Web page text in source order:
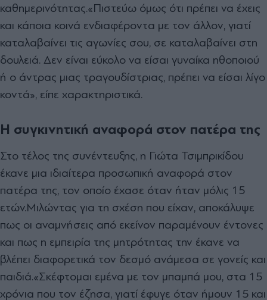
καθημερινότητας.«Πιστεύω όμως ότι πρέπει να έχεις
και κάποια κοινά ενδιαφέροντα με τον άλλον, γιατί
καταλαβαίνει τις αγωνίες σου, σε καταλαβαίνει στη
δουλειά. Δεν είναι εύκολο να είσαι γυναίκα ηθοποιού
ή ο άντρας μιας τραγουδίστριας, πρέπει να είσαι λίγο
κοντά», είπε χαρακτηριστικά.
Η συγκινητική αναφορά στον πατέρα της
Στο τέλος της συνέντευξης, η Γιώτα Τσιμπρικίδου
έκανε μια ιδιαίτερα προσωπική αναφορά στον
πατέρα της, τον οποίο έχασε όταν ήταν μόλις 15
ετών.Μιλώντας για τη σχέση που είχαν, αποκάλυψε
πως οι αναμνήσεις από εκείνον παραμένουν έντονες
και πως η εμπειρία της μητρότητας την έκανε να
βλέπει διαφορετικά τον δεσμό ανάμεσα σε γονείς και
παιδιά.«Σκέφτομαι εμένα με τον μπαμπά μου, στα 15
χρόνια που τον έζησα, γιατί έφυγε όταν ήμουν 15 και